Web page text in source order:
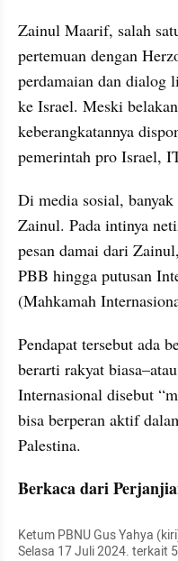
Zainul Maarif, salah
pertemuan dengan
perdamaian dan dialog
ke Israel. Meski
keberangkatannya
pemerintah pro Israel,
Di media sosial,
Zainul. Pada intinya
pesan damai dari
PBB hingga putusan
(Mahkamah
Pendapat tersebut ada
berarti rakyat
Internasional disebut
bisa berperan aktif
Palestina.
Berkaca dari
Ketum PBNU Gus Yahya
Selasa 17 Juli 2024. terkait